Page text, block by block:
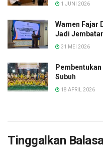
1 JUNI 2026
Wamen Fajar
Jadi
31 MEI 2026
Subuh
18 APRIL 2026
Tinggalkan